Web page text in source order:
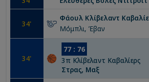
34'
Φάουλ Κλίβελαντ
Μόμπλι, Έβαν
34'
77 : 76
3π Κλίβελαντ Καβαλίερς
Στρας, Μαξ